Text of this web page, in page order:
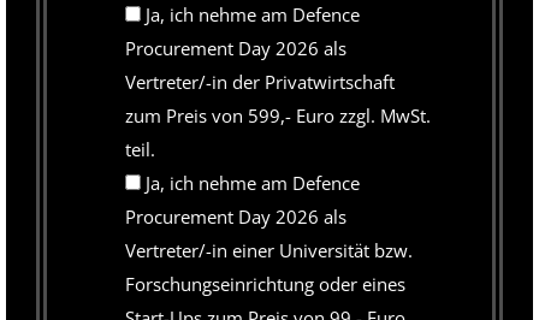
Ja, ich nehme am Defence
Procurement Day 2026 als
Vertreter/-in der Privatwirtschaft
zum Preis von 599,- Euro zzgl. MwSt.
teil.
Ja, ich nehme am Defence
Procurement Day 2026 als
Vertreter/-in einer Universität bzw.
Forschungseinrichtung oder eines